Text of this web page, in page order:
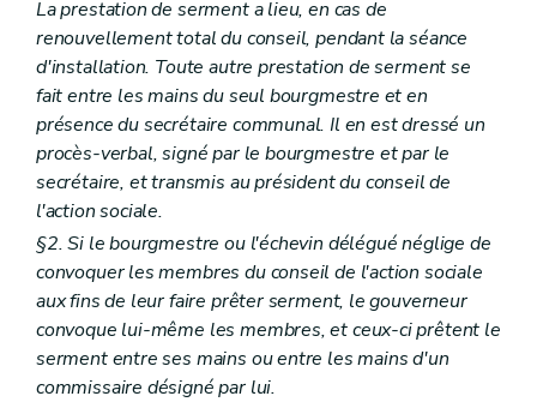
La prestation de serment a lieu, en cas de
renouvellement total du conseil, pendant la séance
d'installation. Toute autre prestation de serment se
fait entre les mains du seul bourgmestre et en
présence du secrétaire communal. Il en est dressé un
procès-verbal, signé par le bourgmestre et par le
secrétaire, et transmis au président du conseil de
l'action sociale.
§2. Si le bourgmestre ou l'échevin délégué néglige de
convoquer les membres du conseil de l'action sociale
aux fins de leur faire prêter serment, le gouverneur
convoque lui-même les membres, et ceux-ci prêtent le
serment entre ses mains ou entre les mains d'un
commissaire désigné par lui.